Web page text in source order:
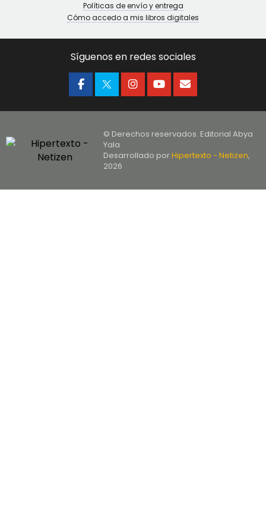
Políticas de envío y entrega
Cómo accedo a mis libros digitales
Síguenos en redes sociales
© Derechos reservados. Editorial Abya
Yala
Desarrollado porHipertexto - Netizen,
2026